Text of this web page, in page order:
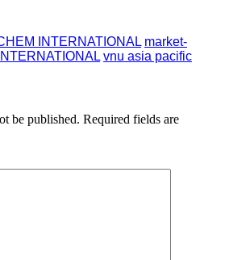
INTERNATIONAL market-
vnu asia pacific
be published. Required fields are